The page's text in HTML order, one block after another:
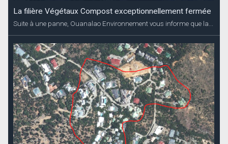
La filière Végétaux Compost exceptionnellement fermée
Suite à une panne, Ouanalao Environnement vous informe que la...